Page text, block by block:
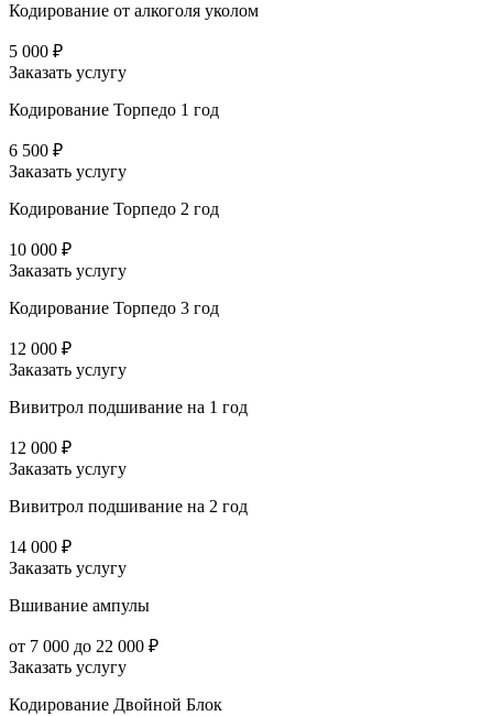
Кодирование от алкоголя уколом
5 000 ₽
Заказать услугу
Кодирование Торпедо 1 год
6 500 ₽
Заказать услугу
Кодирование Торпедо 2 год
10 000 ₽
Заказать услугу
Кодирование Торпедо 3 год
12 000 ₽
Заказать услугу
Вивитрол подшивание на 1 год
12 000 ₽
Заказать услугу
Вивитрол подшивание на 2 год
14 000 ₽
Заказать услугу
Вшивание ампулы
от 7 000 до 22 000 ₽
Заказать услугу
Кодирование Двойной Блок